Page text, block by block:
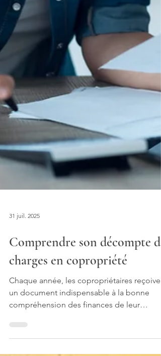
Comprendre son décompte de
charges en copropriété
Chaque année, les copropriétaires
un document indispensable à la bonne
compréhension des finances de leur